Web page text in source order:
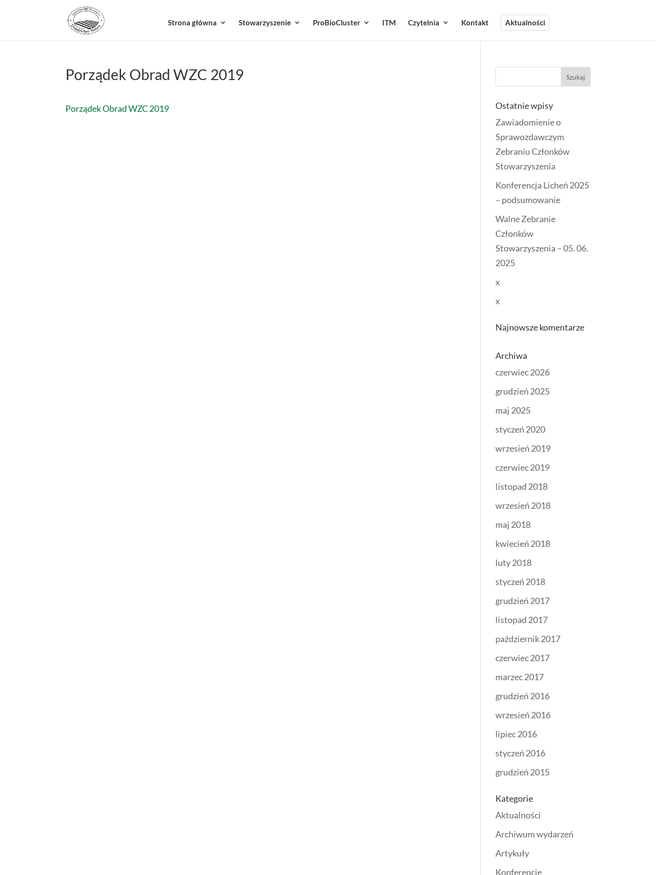
Strona główna Stowarzyszenie ProBioCluster ITM Czytelnia Kontakt Aktualności
Porządek Obrad WZC 2019
Porządek Obrad WZC 2019
Ostatnie wpisy
Zawiadomienie o
Sprawozdawczym
Zebraniu Członków
Stowarzyszenia
Konferencja Licheń 2025
– podsumowanie
Walne Zebranie
Członków
Stowarzyszenia – 05. 06.
2025
x
x
Najnowsze komentarze
Archiwa
czerwiec 2026
grudzień 2025
maj 2025
styczeń 2020
wrzesień 2019
czerwiec 2019
listopad 2018
wrzesień 2018
maj 2018
kwiecień 2018
luty 2018
styczeń 2018
grudzień 2017
listopad 2017
październik 2017
czerwiec 2017
marzec 2017
grudzień 2016
wrzesień 2016
lipiec 2016
styczeń 2016
grudzień 2015
Kategorie
Aktualności
Archiwum wydarzeń
Artykuły
Konferencje